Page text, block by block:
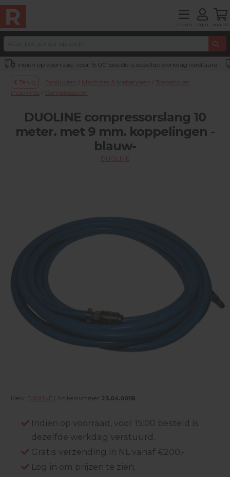
menu login mand
Indien op voorraad, voor 15:00 besteld is dezelfde werkdag verstuurd
Terug Producten / Machines & toebehoren / Toebehoren
machines / Compressoren
DUOLINE compressorslang 10
meter. met 9 mm. koppelingen -
blauw-
DUOLINE
Merk: DUOLINE | Artikelnummer: 23.04.001B
Indien op voorraad, voor 15:00 besteld is
dezelfde werkdag verstuurd.
Gratis verzending in NL vanaf €200,-
Log in om prijzen te zien.